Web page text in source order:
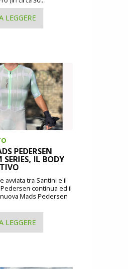
LEGGERE
PEDERSEN
IL BODY
avviata tra Santini e il
continua ed il
Mads Pedersen
LEGGERE